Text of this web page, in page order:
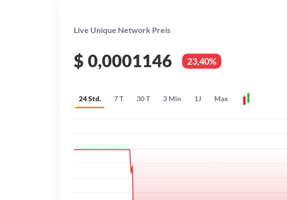
Live Unique Network Preis
$ 0,0001146 23,40%
24 Std. 7 T 30 T 3 Min 1J Max